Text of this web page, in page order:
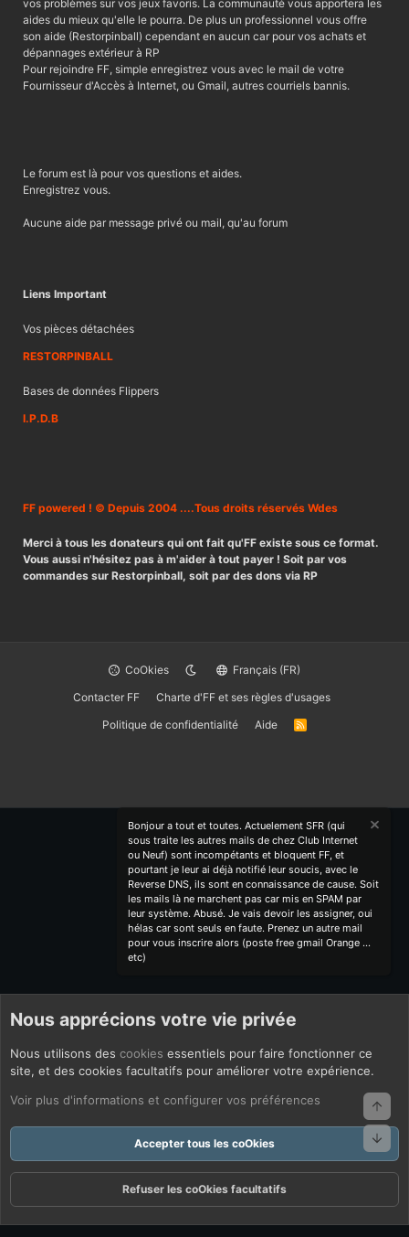
vos problèmes sur vos jeux favoris. La communauté vous apportera les
aides du mieux qu'elle le pourra. De plus un professionnel vous offre
son aide (Restorpinball) cependant en aucun car pour vos achats et
dépannages extérieur à RP
Pour rejoindre FF, simple enregistrez vous avec le mail de votre
Fournisseur d'Accès à Internet, ou Gmail, autres courriels bannis.
Le forum est là pour vos questions et aides.
Enregistrez vous.
Aucune aide par message privé ou mail, qu'au forum
Liens Important
Vos pièces détachées
RESTORPINBALL
Bases de données Flippers
I.P.D.B
FF powered ! © Depuis 2004 ....Tous droits réservés Wdes
Merci à tous les donateurs qui ont fait qu'FF existe sous ce format.
Vous aussi n'hésitez pas à m'aider à tout payer ! Soit par vos
commandes sur Restorpinball, soit par des dons via RP
CoOkies
Français (FR)
Contacter FF
Charte d'FF et ses règles d'usages
Politique de confidentialité
Aide
R
Bonjour a tout et toutes. Actuelement SFR (qui
sous traite les autres mails de chez Club Internet
ou Neuf) sont incompétants et bloquent FF, et
pourtant je leur ai déjà notifié leur soucis, avec le
Reverse DNS, ils sont en connaissance de cause. Soit
les mails là ne marchent pas car mis en SPAM par
leur système. Abusé. Je vais devoir les assigner, oui
hélas car sont seuls en faute. Prenez un autre mail
pour vous inscrire alors (poste free gmail Orange ...
etc)
Nous apprécions votre vie privée
Nous utilisons des cookies essentiels pour faire fonctionner ce
site, et des cookies facultatifs pour améliorer votre expérience.
Voir plus d'informations et configurer vos préférences
Accepter tous les coOkies
Refuser les coOkies facultatifs